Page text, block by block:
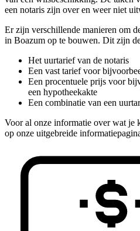
een notaris zijn over en weer niet
Er zijn verschillende manieren om
in Boazum op te bouwen. Dit zijn
Het uurtarief van de notaris
Een vast tarief voor
Een procentuele prijs voor
een hypotheekakte
Een combinatie van een
Voor al onze informatie over wat je
op onze uitgebreide